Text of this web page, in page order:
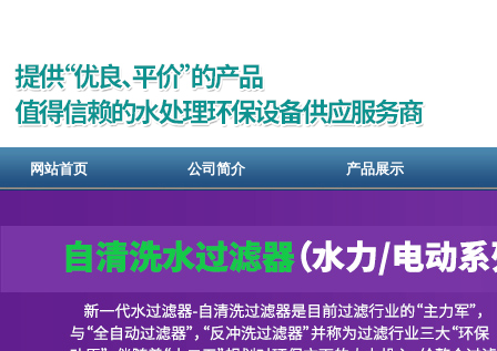
网站首页 公司简介 产品展示